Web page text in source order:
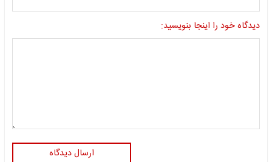
دیدگاه خود را اینجا بنویسید:
ارسال دیدگاه